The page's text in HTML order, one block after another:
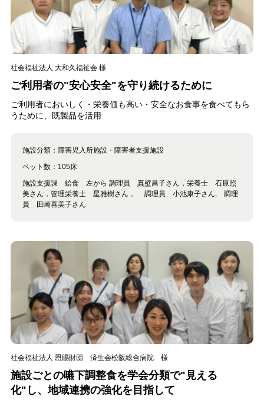
社会福祉法人 大和久福祉会 様
ご利用者の"安心安全"を守り続けるために
ご利用者においしく・栄養価も高い・安全なお食事を食べてもら
うために、既製品を活用
施設分類： 障害児入所施設・障害者支援施設
ベット数： 105床
施設支援課 給食 左から 調理員 真壁昌子さん，栄養士 石原照
美さん，管理栄養士 星雅樹さん， 調理員 小池康子さん, 調理
員 田崎喜美子さん
社会福祉法人 恩賜財団 済生会松阪総合病院 様
施設ごとの嚥下調整食を学会分類で"見える
化"し、地域連携の強化を目指して